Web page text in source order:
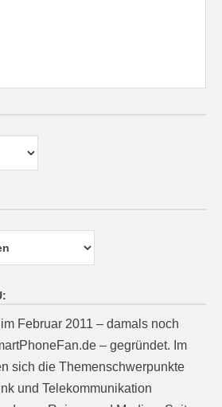
Februar 2011 – damals noch
– gegründet. Im
sich die Themenschwerpunkte
und Telekommunikation